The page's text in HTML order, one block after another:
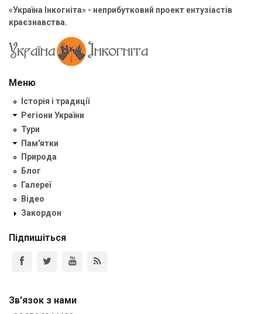
«Україна Інкогніта» - неприбутковий проект ентузіастів
краєзнавства.
Меню
Історія і традиції
Регіони України
Тури
Пам'ятки
Природа
Блог
Галереї
Відео
Закордон
Підпишіться
Зв'язок з нами